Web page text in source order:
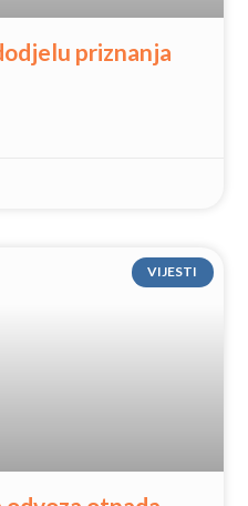
priznanja
VIJESTI